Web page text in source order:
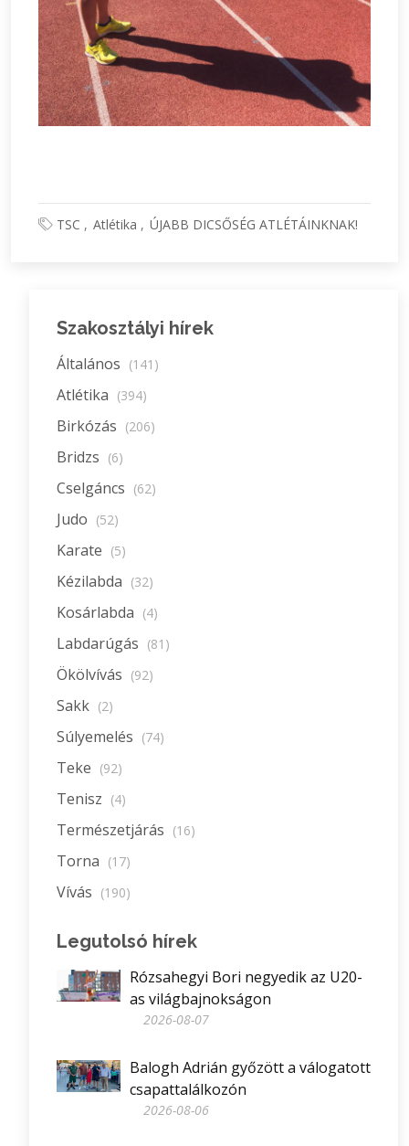
TSC Atlétika ÚJABB DICSŐSÉG ATLÉTÁINKNAK!
Szakosztályi hírek
Általános (141)
Atlétika (394)
Birkózás (206)
Bridzs (6)
Cselgáncs (62)
Judo (52)
Karate (5)
Kézilabda (32)
Kosárlabda (4)
Labdarúgás (81)
Ökölvívás (92)
Sakk (2)
Súlyemelés (74)
Teke (92)
Tenisz (4)
Természetjárás (16)
Torna (17)
Vívás (190)
Legutolsó hírek
Rózsahegyi Bori negyedik az U20-
as világbajnokságon
2026-08-07
Balogh Adrián győzött a válogatott
csapattalálkozón
2026-08-06